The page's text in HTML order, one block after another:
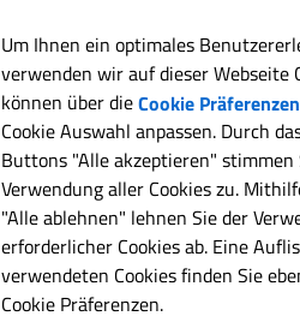
Förderverfahren zum
Förderverfahren nach der
Förderverfahren nach der
Dittenheim
Um Ihnen ein optimales
verwenden wir auf dieser Webseite
können über dieCookie Präferenzen
Cookie Auswahl anpassen. Durch
Buttons "Alle akzeptieren" stimmen
Verwendung aller Cookies zu.
"Alle ablehnen" lehnen Sie der
erforderlicher Cookies ab. Eine
verwendeten Cookies finden Sie
Cookie Präferenzen.